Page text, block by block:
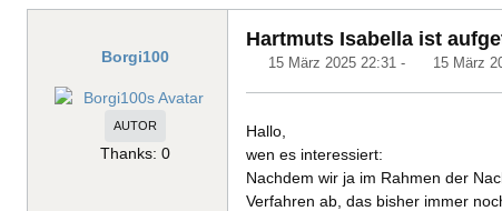
Borgi100
AUTOR
Thanks: 0
Hartmuts Isabella ist
15 März 2025 22:31 - 15 März
Hallo,
wen es interessiert:
Nachdem wir ja im Rahmen der
Verfahren ab, das bisher immer